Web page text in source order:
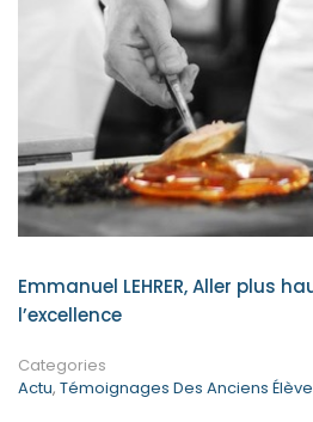
Emmanuel LEHRER, Aller plus
l’excellence
Categories
Actu, Témoignages Des Anciens